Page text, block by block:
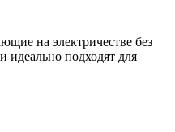
на электричестве без
идеально подходят для